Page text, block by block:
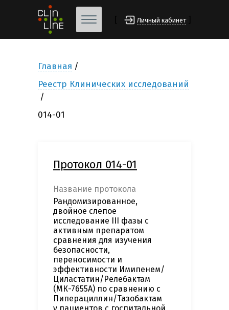
Личный кабинет
Главная
Реестр Клинических исследований
014-01
Протокол 014-01
Название протокола
Рандомизированное,
двойное слепое
исследование III фазы с
активным препаратом
сравнения для изучения
безопасности,
переносимости и
эффективности Имипенем/
Циластатин/Релебактам
(МК-7655А) по сравнению с
Пиперациллин/Тазобактам